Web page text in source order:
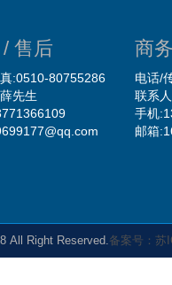
售后
:0510-80755286
先生
商
电话/
联系
手机
邮箱
All Right Reserved.备案号：苏